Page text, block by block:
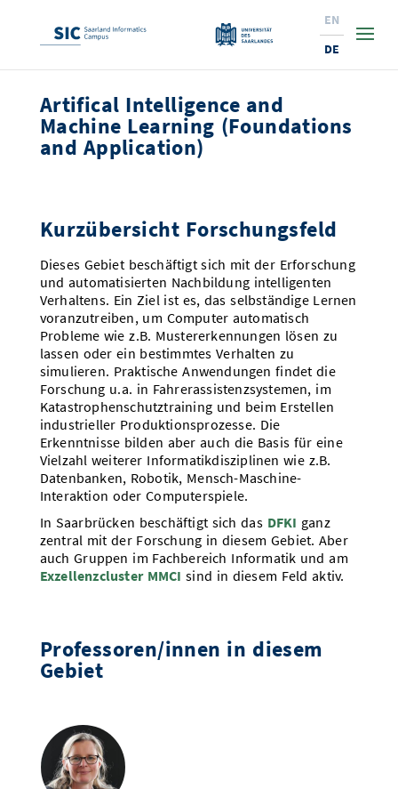
Studium
Interessierte & BewerberInnen
Angebote für SchülerInnen
10 Gründe für den SIC
NEU: Internationale Studiengänge
Neu am SIC?
Aktuelle Semesterinfos
Beratung für Studierende
Lehrveranstaltungen & AnsprechpartnerInnen
Semestertermine & Klausuren
Prüfungsangelegenheiten
Vom Studium in den Beruf
Service
Service und Support
ProfessorInnen
Stellenangebote
Bibliothek
Study Scheduler
Forschung
Forschungsinstitutionen
Ranking
Forschungsfelder
ProfessorInnen
Forschungsgruppen
Bibliothek
Open Science/Open Access
Karrierewege
Promotion
Gründen & Investieren
Stellenangebote
News
Preise, Auszeichnungen und Förderungen
Forschungshighlights
Termine, Vorträge und Veranstaltungen
Technologietransfer
Innovationsstandort
Expertise am SIC
Kooperieren & Investieren
Forschungsinstitutionen
Start-ups
News & Termine
Forschungshighlights
Termine, Vorträge und Veranstaltungen
Pressemeldungen
IT-Themenabend
News
Über Uns
Saarland Informatics Campus
Standort
Forschungsinstitutionen
Ranking
Zahlen & Fakten
Marketing & Öffentlichkeitsarbeit
Pressespiegel
Preise, Auszeichnungen und Förderungen
Kontakt
SIC Merchandise
SIC Podcast
Kontakte & Anfahrt
Anfahrt
AnsprechpartnerInnen, Personen, Forschungsgruppen
Alumni
EN
DE
Artifical Intelligence and
Machine Learning (Foundations
and Application)
Kurzübersicht Forschungsfeld
Dieses Gebiet beschäftigt sich mit der Erforschung
und automatisierten Nachbildung intelligenten
Verhaltens. Ein Ziel ist es, das selbständige Lernen
voranzutreiben, um Computer automatisch
Probleme wie z.B. Mustererkennungen lösen zu
lassen oder ein bestimmtes Verhalten zu
simulieren. Praktische Anwendungen findet die
Forschung u.a. in Fahrerassistenzsystemen, im
Katastrophenschutztraining und beim Erstellen
industrieller Produktionsprozesse. Die
Erkenntnisse bilden aber auch die Basis für eine
Vielzahl weiterer Informatikdisziplinen wie z.B.
Datenbanken, Robotik, Mensch-Maschine-
Interaktion oder Computerspiele.
In Saarbrücken beschäftigt sich das DFKI ganz
zentral mit der Forschung in diesem Gebiet. Aber
auch Gruppen im Fachbereich Informatik und am
Exzellenzcluster MMCI sind in diesem Feld aktiv.
Professoren/innen in diesem
Gebiet